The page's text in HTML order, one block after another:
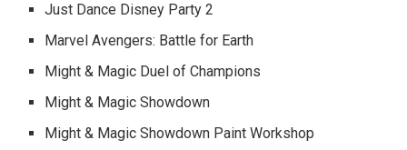
Just Dance Disney Party 2
Marvel Avengers: Battle for Earth
Might & Magic Duel of Champions
Might & Magic Showdown
Might & Magic Showdown Paint Workshop